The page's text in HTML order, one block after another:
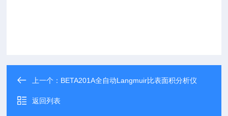
上一个： BETA201A全自动Langmuir比表面积分析仪
返回列表